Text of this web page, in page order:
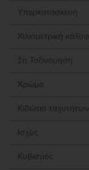
Υπερκατασκευή
Χιλιομετρική
1η Ταξινόμηση
Χρώμα
Κιβώτιο ταχυτήτων
Ισχύς
Κυβισμός